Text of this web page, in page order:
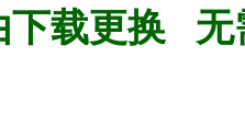
下载更换 无